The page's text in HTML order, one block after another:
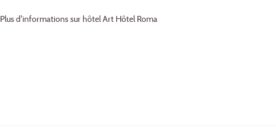
Plus d'informations sur hôtel Art Hôtel Roma